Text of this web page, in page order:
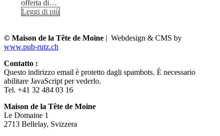
offerta di…
Leggi di più
© Maison de la Tête de Moine | Webdesign & CMS by
www.pub-rutz.ch
Contatto :
Questo indirizzo email è protetto dagli spambots. È necessario
abilitare JavaScript per vederlo.
Tel. +41 32 484 03 16
Maison de la Tête de Moine
Le Domaine 1
2713 Bellelay, Svizzera